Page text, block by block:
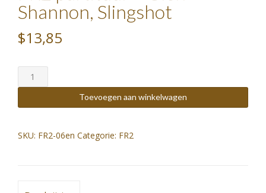
Shannon, Slingshot
$13,85
FR2
partituur
Glen
Slingshot
Toevoegen aan winkelwagen
SKU: FR2-06en Categorie: FR2